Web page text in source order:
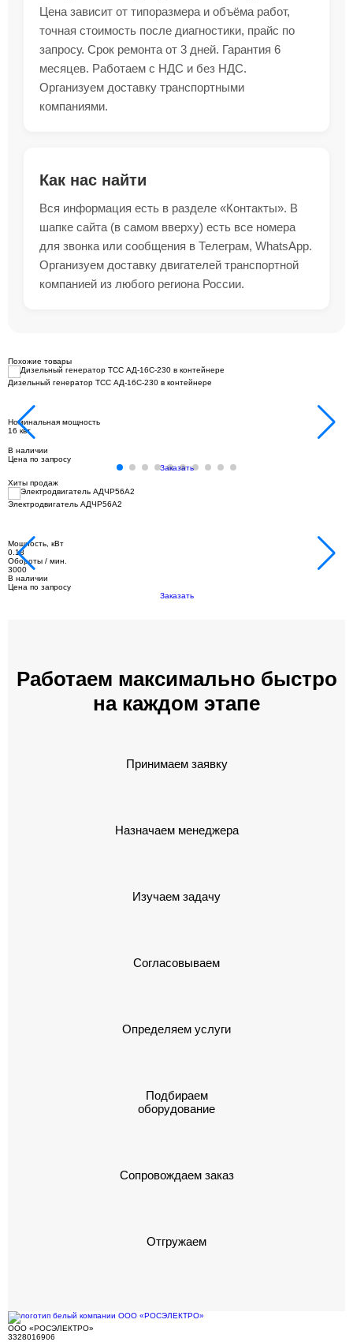
Цена зависит от типоразмера и объёма работ,
точная стоимость после диагностики, прайс по
запросу. Срок ремонта от 3 дней. Гарантия 6
месяцев. Работаем с НДС и без НДС.
Организуем доставку транспортными
компаниями.
Как нас найти
Вся информация есть в разделе «Контакты». В
шапке сайта (в самом вверху) есть все номера
для звонка или сообщения в Телеграм, WhatsApp.
Организуем доставку двигателей транспортной
компанией из любого региона России.
Похожие товары
Дизельный генератор ТСС АД-16С-230 в контейнере
Номинальная мощность
16 квт
В наличии
Цена по запросу
Заказать
Хиты продаж
Электродвигатель АДЧР56А2
Мощность, кВт
0.18
Обороты / мин.
3000
В наличии
Цена по запросу
Заказать
Работаем максимально быстро
на каждом этапе
Принимаем заявку
Назначаем менеджера
Изучаем задачу
Согласовываем
Определяем услуги
Подбираем
оборудование
Сопровождаем заказ
Отгружаем
ООО «РОСЭЛЕКТРО»
3328016906